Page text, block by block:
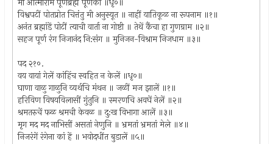
विश्वपटीं पोतप्रोत चित्तंतु मी अनुस्यूत ॥ नाहीं यातिकूळ ना रूपनाम ॥१॥
अनंत ब्रह्मांडें पोटीं त्याची वार्ता ना गोष्टी ॥ तेथें कैंचा हा गुणग्राम ॥२॥
सहज पूर्ण रंग निजानंद नि:संग ॥ मुनिजन-विश्राम निजधाम ॥३॥
पद २१०.
वय वायां गेलें कांहिंच स्वहित न केलें ॥धृ०॥
घाणा वाळु गाळुनि व्यर्थचि मंथन ॥ जळीं मज झालें ॥१॥
हरिविण विषयविलासीं गुंतुनि ॥ स्मरणचि अवघें नेलें ॥२॥
श्रमतरुचें फळ श्रमची केवळ ॥ दु:ख विभागा आलें ॥३॥
मृग मद मद नाभिसीं असतां नेणुनि ॥ भ्रमतां भ्रमतां मेले ॥४॥
निजरंगें रंगेना कां हें ॥ भवोदधींत बुडालें ॥५॥